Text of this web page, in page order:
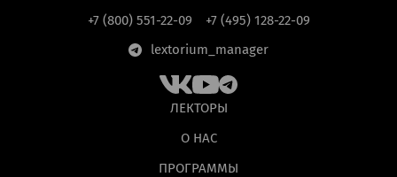
ОТПРАВИТЬ
кнопку “Отправить”, вы даете
персональных данных на основании
конфиденциальности
+7 (800) 551-22-09
+7 (495) 128-22-09
lextorium_manager
ЛЕКТОРЫ
О НАС
ПРОГРАММЫ